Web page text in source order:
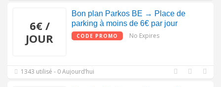
6€ /
JOUR
Bon plan Parkos BE → Place de
parking à moins de 6€ par jour
CODE PROMO No Expires
1343 utilisé - 0 Aujourd’hui